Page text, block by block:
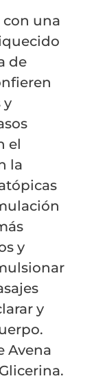
una
de
y
el
la
y
y
Avena